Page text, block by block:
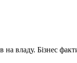
владу. Бізнес